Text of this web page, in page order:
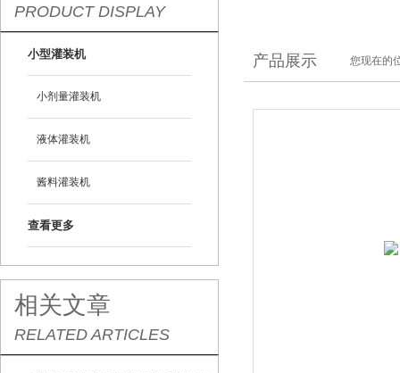
PRODUCT DISPLAY
小型灌装机
小剂量灌装机
液体灌装机
酱料灌装机
查看更多
相关文章
RELATED ARTICLES
产品展示 您现在的